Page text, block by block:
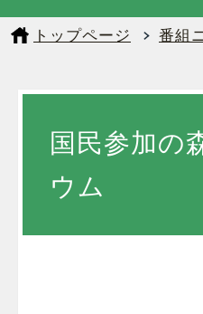
トップページ 番組
国民参加の
ウム